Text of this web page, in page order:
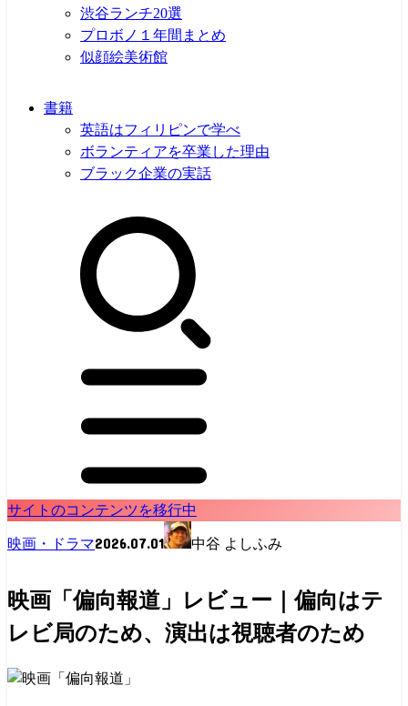
渋谷ランチ20選
プロボノ１年間まとめ
似顔絵美術館
書籍
英語はフィリピンで学べ
ボランティアを卒業した理由
ブラック企業の実話
サイトのコンテンツを移行中
映画・ドラマ2026.07.01 中谷 よしふみ
映画「偏向報道」レビュー｜偏向はテ
レビ局のため、演出は視聴者のため